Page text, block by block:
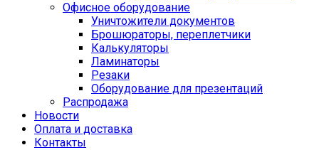
Офисное оборудование
Уничтожители документов
Брошюраторы, переплетчики
Калькуляторы
Ламинаторы
Резаки
Оборудование для презентаций
Распродажа
Новости
Оплата и доставка
Контакты